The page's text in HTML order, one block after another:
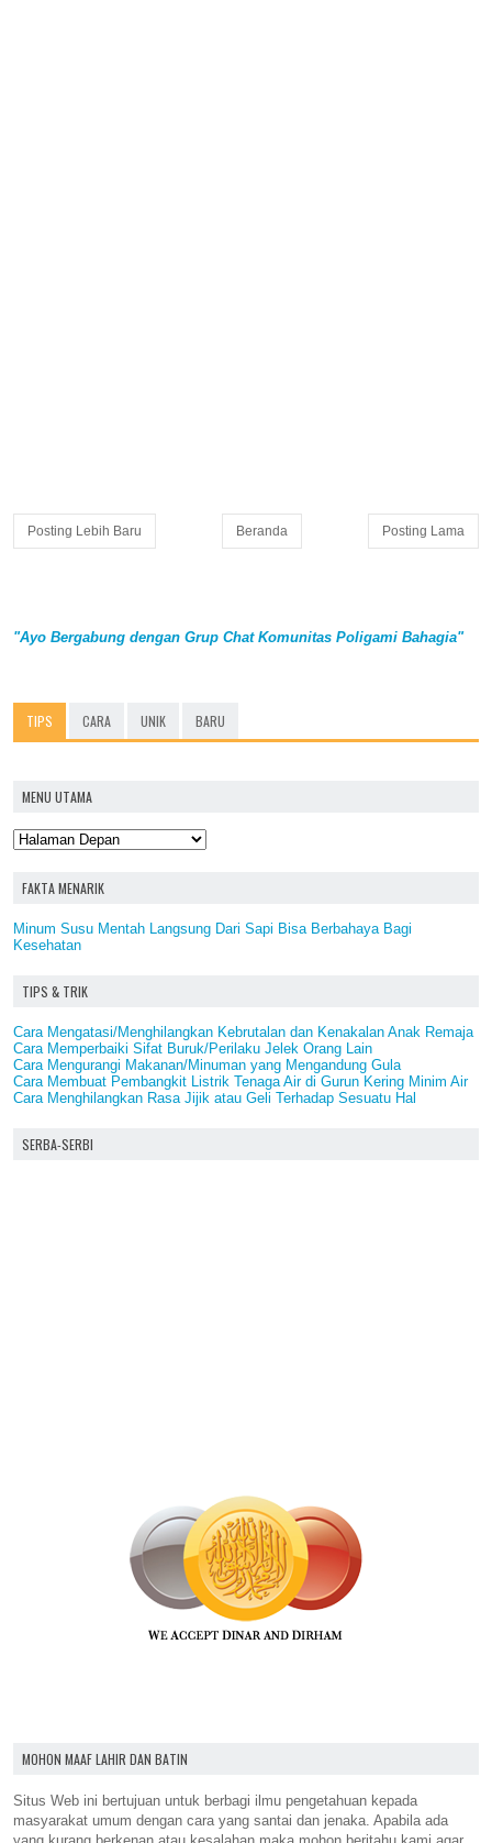
Posting Lebih Baru Posting Lama
Beranda
"Ayo Bergabung dengan Grup Chat Komunitas Poligami Bahagia"
TIPS CARA UNIK BARU
MENU UTAMA
FAKTA MENARIK
Minum Susu Mentah Langsung Dari Sapi Bisa Berbahaya Bagi
Kesehatan
TIPS & TRIK
Cara Mengatasi/Menghilangkan Kebrutalan dan Kenakalan Anak Remaja
Cara Memperbaiki Sifat Buruk/Perilaku Jelek Orang Lain
Cara Mengurangi Makanan/Minuman yang Mengandung Gula
Cara Membuat Pembangkit Listrik Tenaga Air di Gurun Kering Minim Air
Cara Menghilangkan Rasa Jijik atau Geli Terhadap Sesuatu Hal
SERBA-SERBI
MOHON MAAF LAHIR DAN BATIN
Situs Web ini bertujuan untuk berbagi ilmu pengetahuan kepada
masyarakat umum dengan cara yang santai dan jenaka. Apabila ada